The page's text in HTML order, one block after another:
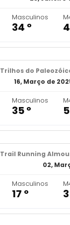
Masculinos
34 º
Trilhos do
16, Março de
Masculinos
35 º
Trail Running
02,
Masculinos
17 º